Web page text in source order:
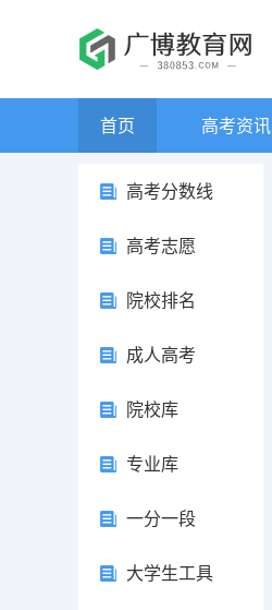
首页 高考资讯
高考分数线
高考志愿
院校排名
成人高考
院校库
专业库
一分一段
大学生工具